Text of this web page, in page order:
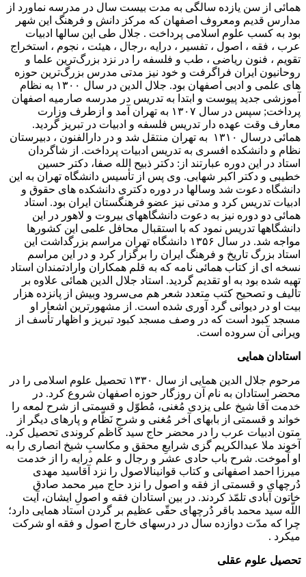
همائی‌ از سن‌ یازده‌ سالگی به‌ مدت‌ بیست‌ سال‌ در مدرسه‌ نماورد از
مدارس‌ قدیم‌ ومعروف‌ اصفهان‌ که‌ مرکز دانش‌ و فرهنگ‌ این‌ شهر
بود به‌ کسب‌ علوم‌ اسلامی پرداخت‌ . جلال‌ طی این‌ سالها ادبیات‌
عرب‌ ، فقه ‌، اصول‌ ، تفسیر ، درایه ‌،رجال‌ ، هیئت‌ ، نجوم ‌، استخراج‌
تقویم ‌، فنون‌ ریاضی ‌، طب‌ و فلسفه‌ را در نزد بزرگ‌ترین‌ علما و
روحانیون‌ ایران‌ فراگرفت‌ و خود نیز مدتی‌ مدرس‌ بزرگ‌ترین‌ حوزه‌
های علمی و ادبی‌ اصفهان‌ بود. جلال‌ الدین‌ در سال‌ ۱۳۰۰ به‌ نظام‌
آموزشی‌ جدید پیوست‌ و ابتدا به‌ تدریس‌ در مدرسه‌ صارمیه‌ اصفهان‌
پرداخت‌; سپس‌ در سال‌ ۱۳۰۷ به‌ تهران‌ آمد و ازطرف‌ وزارت‌
معارف‌ وقت‌ عهده‌ دار تدریس‌ فلسفه‌ و ادبیات‌ در تبریز گردید.
همائی درسال‌ ۱۳۱۰ ‌ به‌ تهران‌ منتقل‌ شد و در دارالفنون ، دبیرستان‌
نظام‌ و دانشکده‌ افسری‌ به‌ تدریس‌ ادبیات‌ پرداخت‌. از شاگردان
استاد در این دوره عبارتند از: دکتر ذبیح الله صفا، دکتر حسین
خطیبی و دکتر اکبر شهابی. وی پس‌ از تأسیس‌ دانشگاه‌ تهران‌ به‌ این‌
دانشگاه‌ دعوت‌ شد وسالها در دوره‌ دکتری‌ دانشکده‌ های حقوق‌ و
ادبیات‌ تدریس‌ کرد و مدتی نیز عضو فرهنگستان‌ ایران‌ بود. استاد
همائی‌ دو دوره‌ نیز به‌ دعوت‌ دانشگاههای‌ بیروت‌ و لاهور در این‌
دانشگاهها تدریس‌ نمود که‌ با استقبال‌ محافل‌ علمی‌ این‌ کشورها
مواجه‌ شد. در سال‌ ۱۳۵۶ دانشگاه‌ تهران‌ مراسم‌ بزرگداشت‌ این‌
استاد بزرگ‌ تاریخ‌ و فرهنگ‌ ایران‌ را برگزار کرد و در این‌ مراسم‌
نسخه‌ ای از کتاب‌ همائی‌ نامه‌ که‌ به‌ قلم‌ همکاران‌ وارادتمندان‌ استاد
تهیه‌ شده‌ بود به‌ او تقدیم‌ گردید. استاد جلال‌ الدین‌ همائی‌ علاوه‌ بر
تألیف‌ و تصحیح‌ کتب‌ متعدد شعر هم‌ می‌سرود وبیش‌ از پانزده‌ هزار
بیت‌ او در دیوانی‌ گرد آوری‌ شده‌ است‌. از مشهورترین‌ اشعار او
مسجد کبود است‌ که‌ در وصف‌ مسجد کبود تبریز و اظهار تأسف‌ از
ویرانی‌ آن‌ سروده‌ است‌.
استادان همایی
مرحوم جلال الدین همایی از سال ۱۳۳۰ تحصیل علوم اسلامی را در
محضر استادان به نام آن روزگار حوزه اصفهان شروع کرد. در
خدمت آقا شیخ علی یزدی مُغنی، مُطوّل و قسمتی از شرح لمعه را
خواند و قسمتی از باب‏های آخر مُغنی و شرحِ نَظّام و پاره‏ای دیگر از
متون ادبیات عرب را در محضر حاج سید کاظم کروندی تحصیل کرد.
آخوند ملا عبدالکریم گزی شرایعِ محقق و مکاسبِ شیخ انصاری را به
او آموخت. شرح باب حادی عشر و رجال و علم درایه را از خدمت
میرزا احمد اصفهانی و کتاب قوانین‏الاصول را نزد آقاسید مهدی
دُرچه‏ای و قسمتی از فقه و اصول را نزد حاج میر محمد صادق
خاتون آبادی تلمّذ کردند. در بین استادان فقه و اصولِ ایشان، آیت
اللّه سید محمد باقر دُرچه‏ای حقّی عظیم بر گردن استاد همایی دارد؛
چرا که مدّت دوازده سال در درس‏های خارج اصول و فقه او شرکت
می‏کرد .
تحصیل علوم عقلی